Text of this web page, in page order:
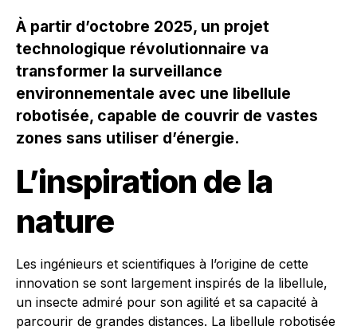
À partir d’octobre 2025, un projet
technologique révolutionnaire va
transformer la surveillance
environnementale avec une libellule
robotisée, capable de couvrir de vastes
zones sans utiliser d’énergie.
L’inspiration de la
nature
Les ingénieurs et scientifiques à l’origine de cette
innovation se sont largement inspirés de la libellule,
un insecte admiré pour son agilité et sa capacité à
parcourir de grandes distances. La libellule robotisée